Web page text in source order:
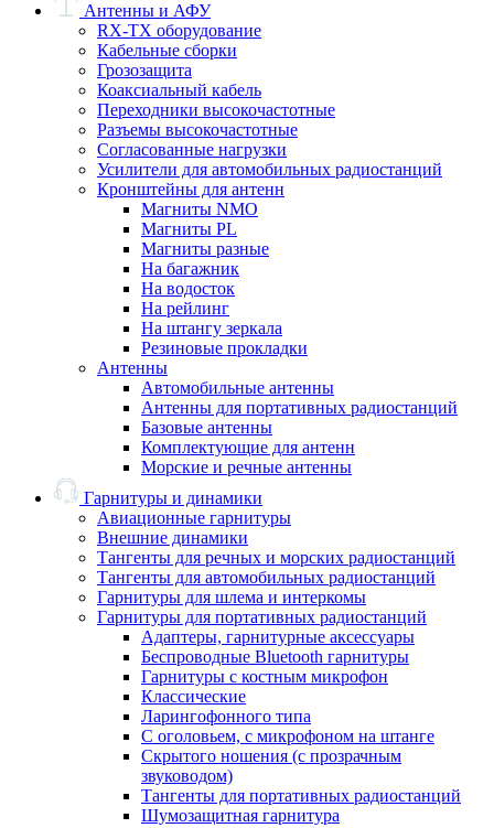
Антенны и АФУ
RX-TX оборудование
Кабельные сборки
Грозозащита
Коаксиальный кабель
Переходники высокочастотные
Разъемы высокочастотные
Согласованные нагрузки
Усилители для автомобильных радиостанций
Кронштейны для антенн
Магниты NMO
Магниты PL
Магниты разные
На багажник
На водосток
На рейлинг
На штангу зеркала
Резиновые прокладки
Антенны
Автомобильные антенны
Антенны для портативных радиостанций
Базовые антенны
Комплектующие для антенн
Морские и речные антенны
Гарнитуры и динамики
Авиационные гарнитуры
Внешние динамики
Тангенты для речных и морских радиостанций
Тангенты для автомобильных радиостанций
Гарнитуры для шлема и интеркомы
Гарнитуры для портативных радиостанций
Адаптеры, гарнитурные аксессуары
Беспроводные Bluetooth гарнитуры
Гарнитуры с костным микрофон
Классические
Ларингофонного типа
С оголовьем, с микрофоном на штанге
Скрытого ношения (с прозрачным
звуководом)
Тангенты для портативных радиостанций
Шумозащитная гарнитура